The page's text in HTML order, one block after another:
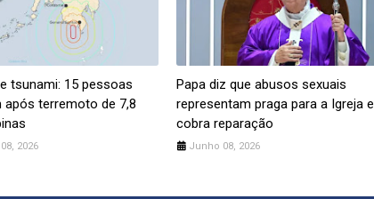
tsunami: 15 pessoas
após terremoto de 7,8
2026
Papa diz que abusos sexuais
representam praga para a Igreja e
cobra reparação
Junho 08, 2026